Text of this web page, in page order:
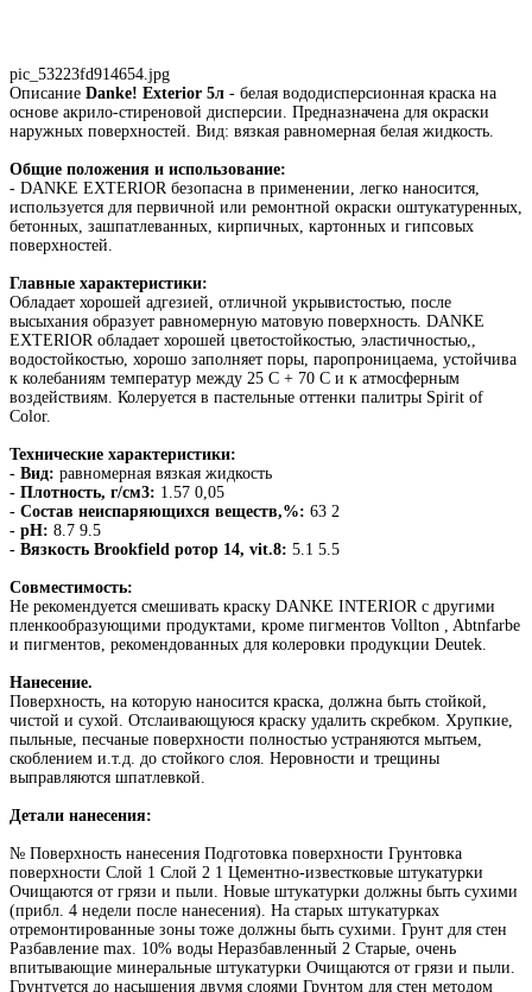
pic_53223fd914654.jpg
Описание Danke! Exterior 5л - белая вододисперсионная краска на
основе акрило-стиреновой дисперсии. Предназначена для окраски
наружных поверхностей. Вид: вязкая равномерная белая жидкость.
Общие положения и использование:
- DANKE EXTERIOR безопасна в применении, легко наносится,
используется для первичной или ремонтной окраски оштукатуренных,
бетонных, зашпатлеванных, кирпичных, картонных и гипсовых
поверхностей.
Главные характеристики:
Обладает хорошей адгезией, отличной укрывистостью, после
высыхания образует равномерную матовую поверхность. DANKE
EXTERIOR обладает хорошей цветостойкостью, эластичностью,,
водостойкостью, хорошо заполняет поры, паропроницаема, устойчива
к колебаниям температур между 25 C + 70 C и к атмосферным
воздействиям. Колеруется в пастельные оттенки палитры Spirit of
Color.
Технические характеристики:
- Вид: равномерная вязкая жидкость
- Плотность, г/cм3: 1.57 0,05
- Состав неиспаряющихся веществ,%: 63 2
- pH: 8.7 9.5
- Вязкость Brookfield ротор 14, vit.8: 5.1 5.5
Совместимость:
Не рекомендуется смешивать краску DANKE INTERIOR с другими
пленкообразующими продуктами, кроме пигментов Vollton , Abtnfarbe
и пигментов, рекомендованных для колеровки продукции Deutek.
Нанесение.
Поверхность, на которую наносится краска, должна быть стойкой,
чистой и сухой. Отслаивающуюся краску удалить скребком. Хрупкие,
пыльные, песчаные поверхности полностью устраняются мытьем,
скоблением и.т.д. до стойкого слоя. Неровности и трещины
выправляются шпатлевкой.
Детали нанесения:
№ Поверхность нанесения Подготовка поверхности Грунтовка
поверхности Слой 1 Слой 2 1 Цементно-известковые штукатурки
Очищаются от грязи и пыли. Новые штукатурки должны быть сухими
(прибл. 4 недели после нанесения). На старых штукатурках
отремонтированные зоны тоже должны быть сухими. Грунт для стен
Разбавление max. 10% воды Неразбавленный 2 Старые, очень
впитывающие минеральные штукатурки Очищаются от грязи и пыли.
Грунтуется до насыщения двумя слоями Грунтом для стен методом